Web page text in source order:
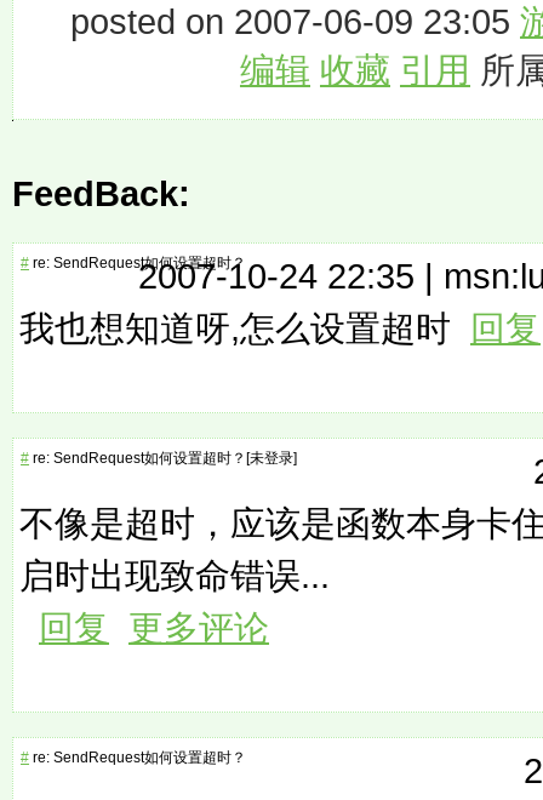
posted on 2007-06-09 23:05
编辑 收藏 引用 所
FeedBack:
# re: SendRequest如何设置超时？2007-10-24 22:35 |
我也想知道呀,怎么设置超时 回复
# re: SendRequest如何设置超时？[未登录]
不像是超时，应该是函数本身卡
启时出现致命错误...
回复
更多评论
# re: SendRequest如何设置超时？